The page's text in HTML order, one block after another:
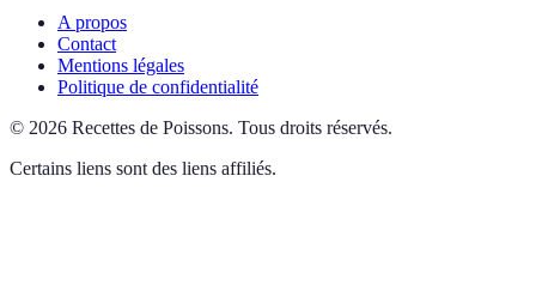
A propos
Contact
Mentions légales
Politique de confidentialité
© 2026 Recettes de Poissons. Tous droits réservés.
Certains liens sont des liens affiliés.